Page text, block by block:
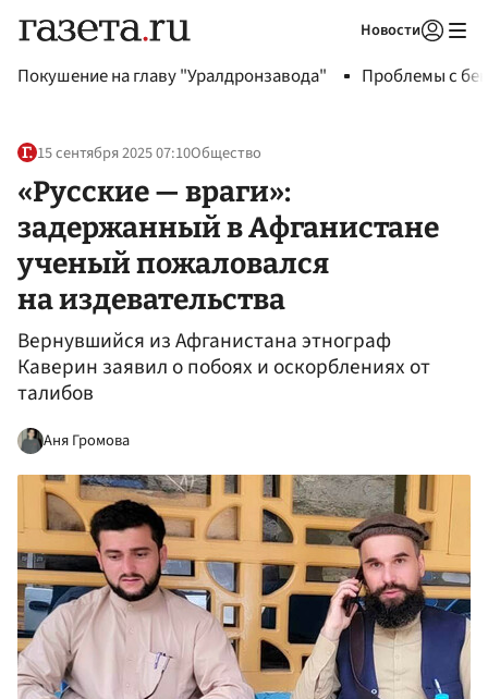
Новости
Покушение на главу "Уралдронзавода" Проблемы с
15 сентября 2025 07:10Общество
«Русские — враги»:
задержанный в Афганистане
ученый пожаловался
на издевательства
Вернувшийся из Афганистана этнограф
Каверин заявил о побоях и оскорблениях от
талибов
Аня Громова